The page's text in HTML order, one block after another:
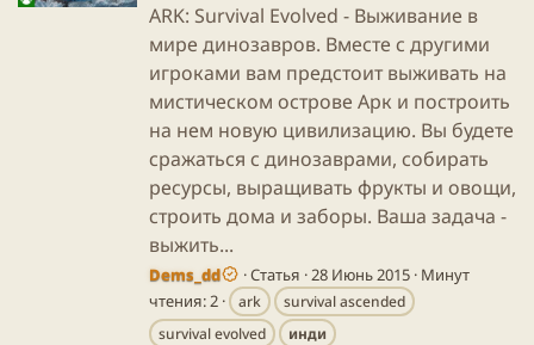
ARK: Survival Evolved - Выживание в
мире динозавров. Вместе с другими
игроками вам предстоит выживать на
мистическом острове Арк и построить
на нем новую цивилизацию. Вы будете
сражаться с динозаврами, собирать
ресурсы, выращивать фрукты и овощи,
строить дома и заборы. Ваша задача -
выжить...
Dems_dd Статья 28 Июнь 2015 Минут
чтения: 2
ark
survival ascended
survival evolved
инди